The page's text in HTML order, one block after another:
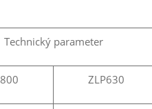
Technický parameter
ZLP630